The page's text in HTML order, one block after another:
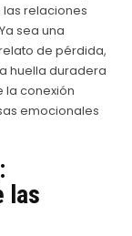
relaciones
sea una
de pérdida,
huella duradera
la conexión
emocionales
las